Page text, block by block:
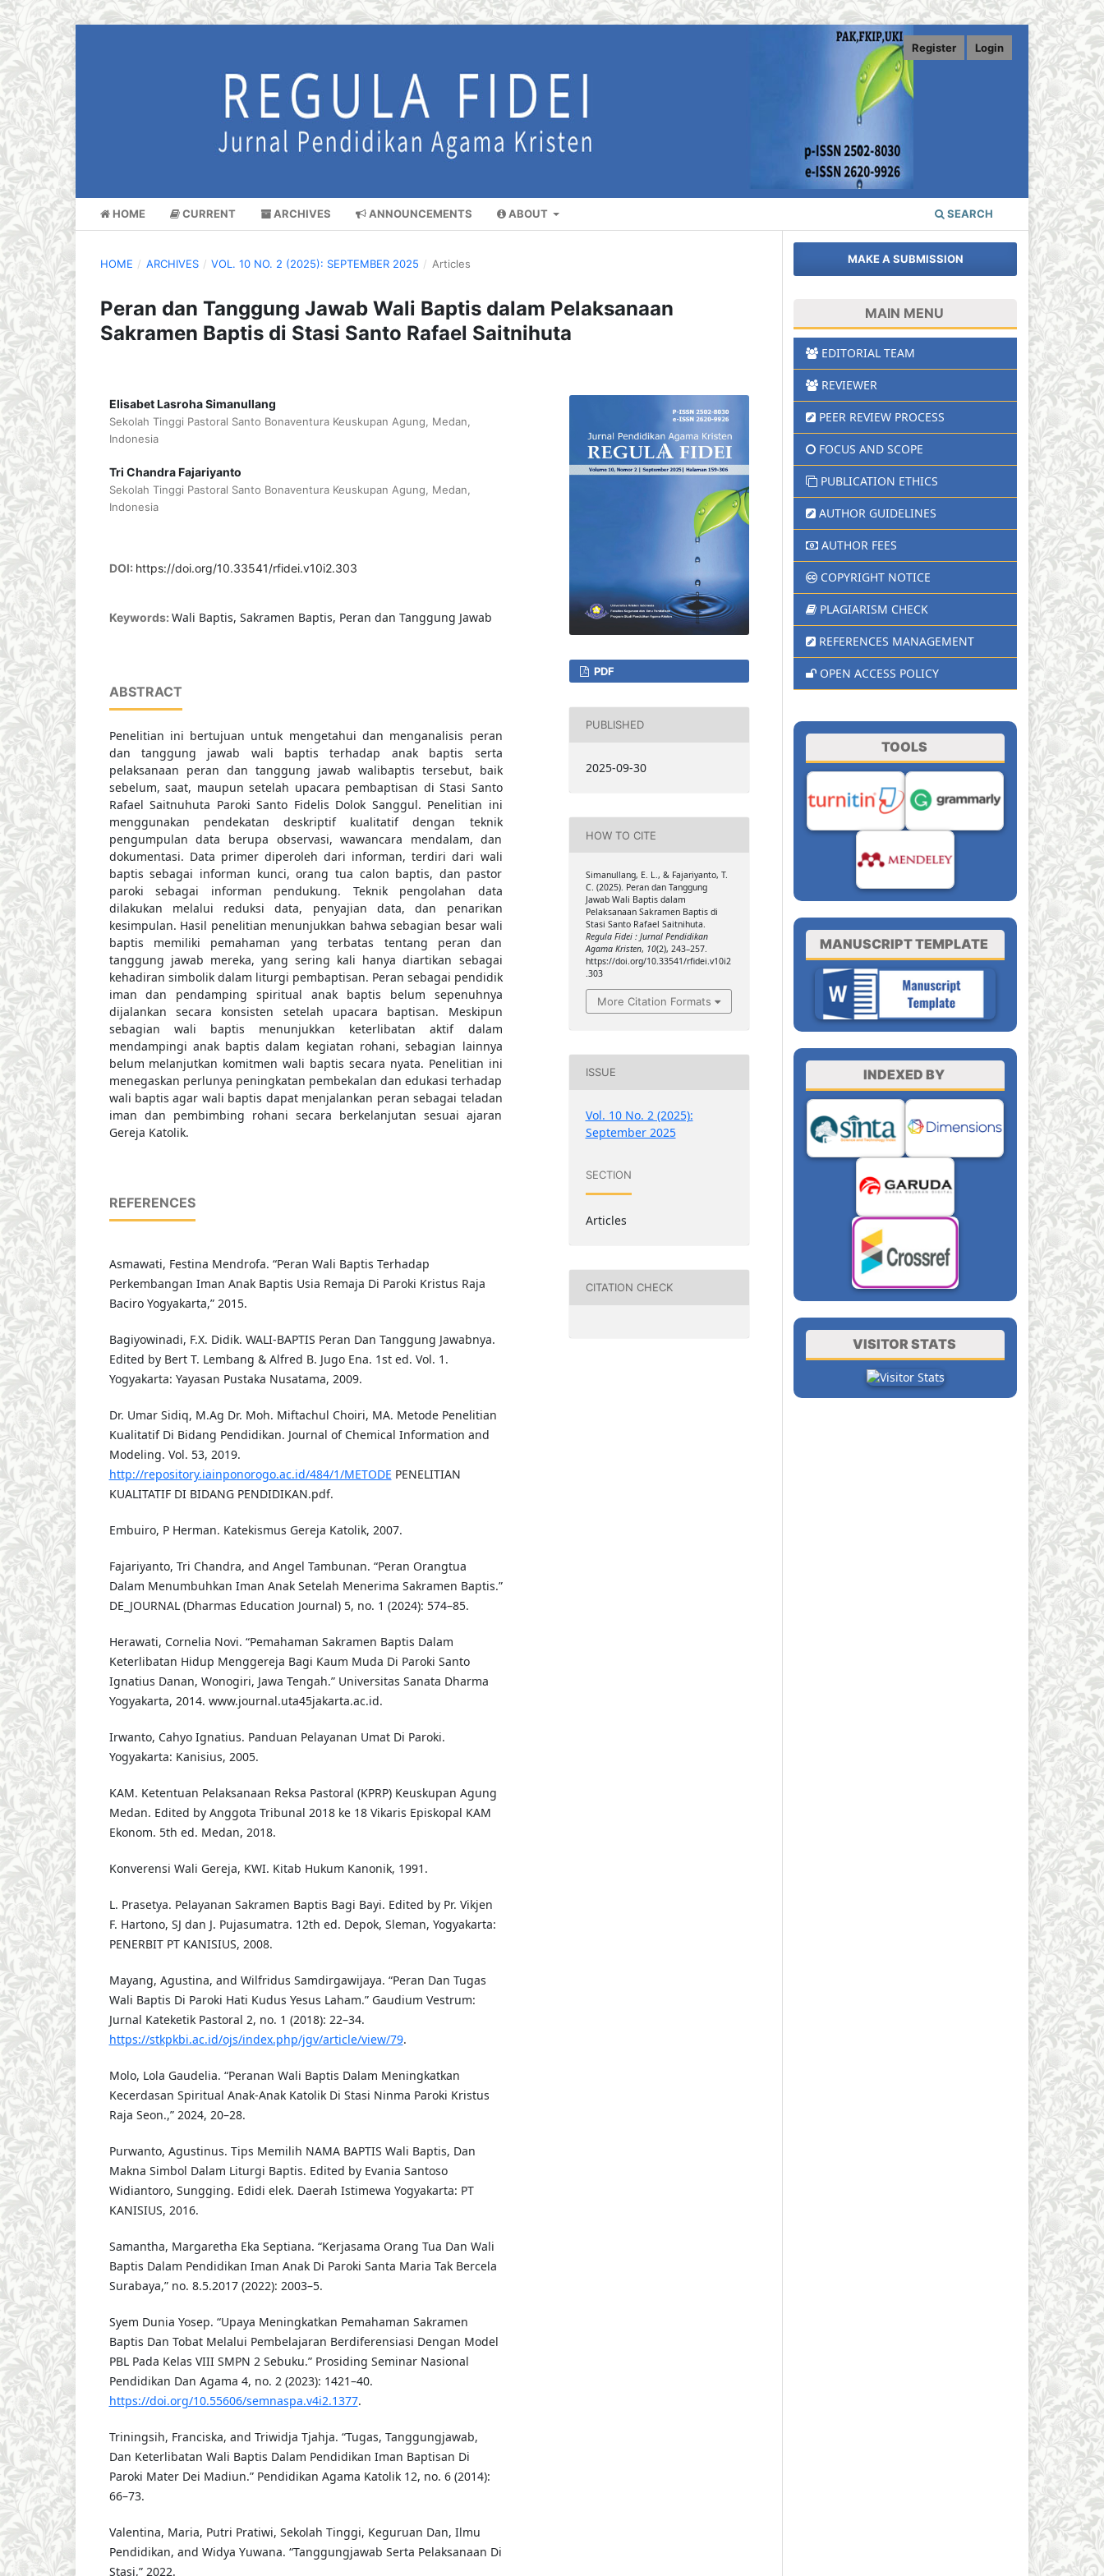
HOME CURRENT ARCHIVES ANNOUNCEMENTS ABOUT SEARCH
Register Login
HOME / ARCHIVES / VOL. 10 NO. 2 (2025): SEPTEMBER 2025 / Articles
Peran dan Tanggung Jawab Wali Baptis dalam Pelaksanaan
Sakramen Baptis di Stasi Santo Rafael Saitnihuta
Elisabet Lasroha Simanullang
Sekolah Tinggi Pastoral Santo Bonaventura Keuskupan Agung, Medan,
Indonesia
Tri Chandra Fajariyanto
Sekolah Tinggi Pastoral Santo Bonaventura Keuskupan Agung, Medan,
Indonesia
DOI: https://doi.org/10.33541/rfidei.v10i2.303
Keywords: Wali Baptis, Sakramen Baptis, Peran dan Tanggung Jawab
ABSTRACT
Penelitian ini bertujuan untuk mengetahui dan menganalisis peran
dan tanggung jawab wali baptis terhadap anak baptis serta
pelaksanaan peran dan tanggung jawab walibaptis tersebut, baik
sebelum, saat, maupun setelah upacara pembaptisan di Stasi Santo
Rafael Saitnuhuta Paroki Santo Fidelis Dolok Sanggul. Penelitian ini
menggunakan pendekatan deskriptif kualitatif dengan teknik
pengumpulan data berupa observasi, wawancara mendalam, dan
dokumentasi. Data primer diperoleh dari informan, terdiri dari wali
baptis sebagai informan kunci, orang tua calon baptis, dan pastor
paroki sebagai informan pendukung. Teknik pengolahan data
dilakukan melalui reduksi data, penyajian data, dan penarikan
kesimpulan. Hasil penelitian menunjukkan bahwa sebagian besar wali
baptis memiliki pemahaman yang terbatas tentang peran dan
tanggung jawab mereka, yang sering kali hanya diartikan sebagai
kehadiran simbolik dalam liturgi pembaptisan. Peran sebagai pendidik
iman dan pendamping spiritual anak baptis belum sepenuhnya
dijalankan secara konsisten setelah upacara baptisan. Meskipun
sebagian wali baptis menunjukkan keterlibatan aktif dalam
mendampingi anak baptis dalam kegiatan rohani, sebagian lainnya
belum melanjutkan komitmen wali baptis secara nyata. Penelitian ini
menegaskan perlunya peningkatan pembekalan dan edukasi terhadap
wali baptis agar wali baptis dapat menjalankan peran sebagai teladan
iman dan pembimbing rohani secara berkelanjutan sesuai ajaran
Gereja Katolik.
REFERENCES
Asmawati, Festina Mendrofa. “Peran Wali Baptis Terhadap
Perkembangan Iman Anak Baptis Usia Remaja Di Paroki Kristus Raja
Baciro Yogyakarta,” 2015.
Bagiyowinadi, F.X. Didik. WALI-BAPTIS Peran Dan Tanggung Jawabnya.
Edited by Bert T. Lembang & Alfred B. Jugo Ena. 1st ed. Vol. 1.
Yogyakarta: Yayasan Pustaka Nusatama, 2009.
Dr. Umar Sidiq, M.Ag Dr. Moh. Miftachul Choiri, MA. Metode Penelitian
Kualitatif Di Bidang Pendidikan. Journal of Chemical Information and
Modeling. Vol. 53, 2019.
http://repository.iainponorogo.ac.id/484/1/METODE PENELITIAN
KUALITATIF DI BIDANG PENDIDIKAN.pdf.
Embuiro, P Herman. Katekismus Gereja Katolik, 2007.
Fajariyanto, Tri Chandra, and Angel Tambunan. “Peran Orangtua
Dalam Menumbuhkan Iman Anak Setelah Menerima Sakramen Baptis.”
DE_JOURNAL (Dharmas Education Journal) 5, no. 1 (2024): 574–85.
Herawati, Cornelia Novi. “Pemahaman Sakramen Baptis Dalam
Keterlibatan Hidup Menggereja Bagi Kaum Muda Di Paroki Santo
Ignatius Danan, Wonogiri, Jawa Tengah.” Universitas Sanata Dharma
Yogyakarta, 2014. www.journal.uta45jakarta.ac.id.
Irwanto, Cahyo Ignatius. Panduan Pelayanan Umat Di Paroki.
Yogyakarta: Kanisius, 2005.
KAM. Ketentuan Pelaksanaan Reksa Pastoral (KPRP) Keuskupan Agung
Medan. Edited by Anggota Tribunal 2018 ke 18 Vikaris Episkopal KAM
Ekonom. 5th ed. Medan, 2018.
Konverensi Wali Gereja, KWI. Kitab Hukum Kanonik, 1991.
L. Prasetya. Pelayanan Sakramen Baptis Bagi Bayi. Edited by Pr. Vikjen
F. Hartono, SJ dan J. Pujasumatra. 12th ed. Depok, Sleman, Yogyakarta:
PENERBIT PT KANISIUS, 2008.
Mayang, Agustina, and Wilfridus Samdirgawijaya. “Peran Dan Tugas
Wali Baptis Di Paroki Hati Kudus Yesus Laham.” Gaudium Vestrum:
Jurnal Kateketik Pastoral 2, no. 1 (2018): 22–34.
https://stkpkbi.ac.id/ojs/index.php/jgv/article/view/79.
Molo, Lola Gaudelia. “Peranan Wali Baptis Dalam Meningkatkan
Kecerdasan Spiritual Anak-Anak Katolik Di Stasi Ninma Paroki Kristus
Raja Seon.,” 2024, 20–28.
Purwanto, Agustinus. Tips Memilih NAMA BAPTIS Wali Baptis, Dan
Makna Simbol Dalam Liturgi Baptis. Edited by Evania Santoso
Widiantoro, Sungging. Edidi elek. Daerah Istimewa Yogyakarta: PT
KANISIUS, 2016.
Samantha, Margaretha Eka Septiana. “Kerjasama Orang Tua Dan Wali
Baptis Dalam Pendidikan Iman Anak Di Paroki Santa Maria Tak Bercela
Surabaya,” no. 8.5.2017 (2022): 2003–5.
Syem Dunia Yosep. “Upaya Meningkatkan Pemahaman Sakramen
Baptis Dan Tobat Melalui Pembelajaran Berdiferensiasi Dengan Model
PBL Pada Kelas VIII SMPN 2 Sebuku.” Prosiding Seminar Nasional
Pendidikan Dan Agama 4, no. 2 (2023): 1421–40.
https://doi.org/10.55606/semnaspa.v4i2.1377.
Triningsih, Franciska, and Triwidja Tjahja. “Tugas, Tanggungjawab,
Dan Keterlibatan Wali Baptis Dalam Pendidikan Iman Baptisan Di
Paroki Mater Dei Madiun.” Pendidikan Agama Katolik 12, no. 6 (2014):
66–73.
Valentina, Maria, Putri Pratiwi, Sekolah Tinggi, Keguruan Dan, Ilmu
Pendidikan, and Widya Yuwana. “Tanggungjawab Serta Pelaksanaan Di
Stasi,” 2022.
PDF
PUBLISHED
2025-09-30
HOW TO CITE
Simanullang, E. L., & Fajariyanto, T.
C. (2025). Peran dan Tanggung
Jawab Wali Baptis dalam
Pelaksanaan Sakramen Baptis di
Stasi Santo Rafael Saitnihuta.
Regula Fidei : Jurnal Pendidikan
Agama Kristen, 10(2), 243–257.
https://doi.org/10.33541/rfidei.v10i2
.303
More Citation Formats
ISSUE
Vol. 10 No. 2 (2025):
September 2025
SECTION
Articles
CITATION CHECK
MAKE A SUBMISSION
MAIN MENU
EDITORIAL TEAM
REVIEWER
PEER REVIEW PROCESS
FOCUS AND SCOPE
PUBLICATION ETHICS
AUTHOR GUIDELINES
AUTHOR FEES
COPYRIGHT NOTICE
PLAGIARISM CHECK
REFERENCES MANAGEMENT
OPEN ACCESS POLICY
TOOLS
MANUSCRIPT TEMPLATE
INDEXED BY
VISITOR STATS